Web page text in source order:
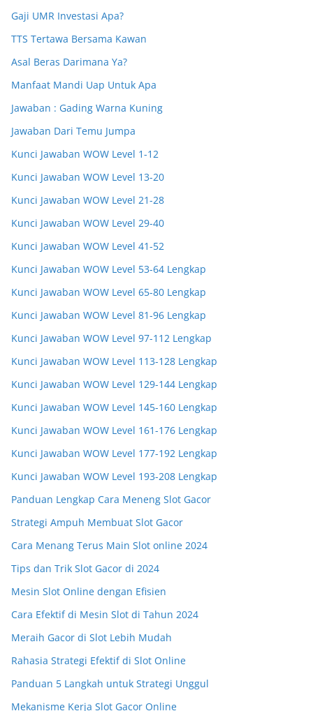
Gaji UMR Investasi Apa?
TTS Tertawa Bersama Kawan
Asal Beras Darimana Ya?
Manfaat Mandi Uap Untuk Apa
Jawaban : Gading Warna Kuning
Jawaban Dari Temu Jumpa
Kunci Jawaban WOW Level 1-12
Kunci Jawaban WOW Level 13-20
Kunci Jawaban WOW Level 21-28
Kunci Jawaban WOW Level 29-40
Kunci Jawaban WOW Level 41-52
Kunci Jawaban WOW Level 53-64 Lengkap
Kunci Jawaban WOW Level 65-80 Lengkap
Kunci Jawaban WOW Level 81-96 Lengkap
Kunci Jawaban WOW Level 97-112 Lengkap
Kunci Jawaban WOW Level 113-128 Lengkap
Kunci Jawaban WOW Level 129-144 Lengkap
Kunci Jawaban WOW Level 145-160 Lengkap
Kunci Jawaban WOW Level 161-176 Lengkap
Kunci Jawaban WOW Level 177-192 Lengkap
Kunci Jawaban WOW Level 193-208 Lengkap
Panduan Lengkap Cara Meneng Slot Gacor
Strategi Ampuh Membuat Slot Gacor
Cara Menang Terus Main Slot online 2024
Tips dan Trik Slot Gacor di 2024
Mesin Slot Online dengan Efisien
Cara Efektif di Mesin Slot di Tahun 2024
Meraih Gacor di Slot Lebih Mudah
Rahasia Strategi Efektif di Slot Online
Panduan 5 Langkah untuk Strategi Unggul
Mekanisme Kerja Slot Gacor Online